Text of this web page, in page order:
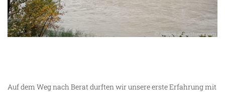
Auf dem Weg nach Berat durften wir unsere erste Erfahrung mit